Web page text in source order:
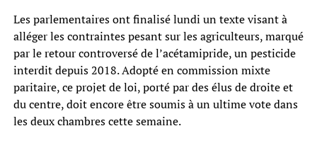
Les parlementaires ont finalisé lundi un texte visant à
alléger les contraintes pesant sur les agriculteurs, marqué
par le retour controversé de l’acétamipride, un pesticide
interdit depuis 2018. Adopté en commission mixte
paritaire, ce projet de loi, porté par des élus de droite et
du centre, doit encore être soumis à un ultime vote dans
les deux chambres cette semaine.